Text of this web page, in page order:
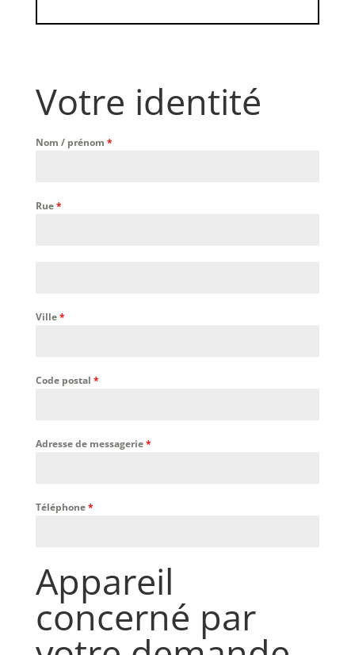
Votre identité
Nom / prénom *
Rue*
Ville*
Code postal *
Adresse de messagerie*
Téléphone*
Appareil
concerné par